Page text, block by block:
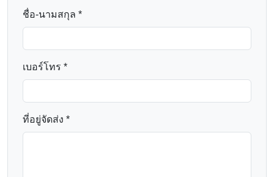
ชื่อ-นามสกุล *
เบอร์โทร *
ที่อยู่จัดส่ง *